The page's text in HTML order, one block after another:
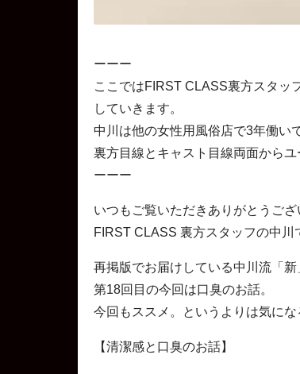
ーーー
ここではFIRST CLASS裏方スタッ
していきます。
中川は他の女性用風俗店で3年働い
裏方目線とキャスト目線両面から
ーーー
いつもご覧いただきありがとうござ
FIRST CLASS 裏方スタッフの中川
再掲版でお届けしている中川流「新
第18回目の今回は口臭のお話。
今回もススメ。というよりは気に
【清潔感と口臭のお話】